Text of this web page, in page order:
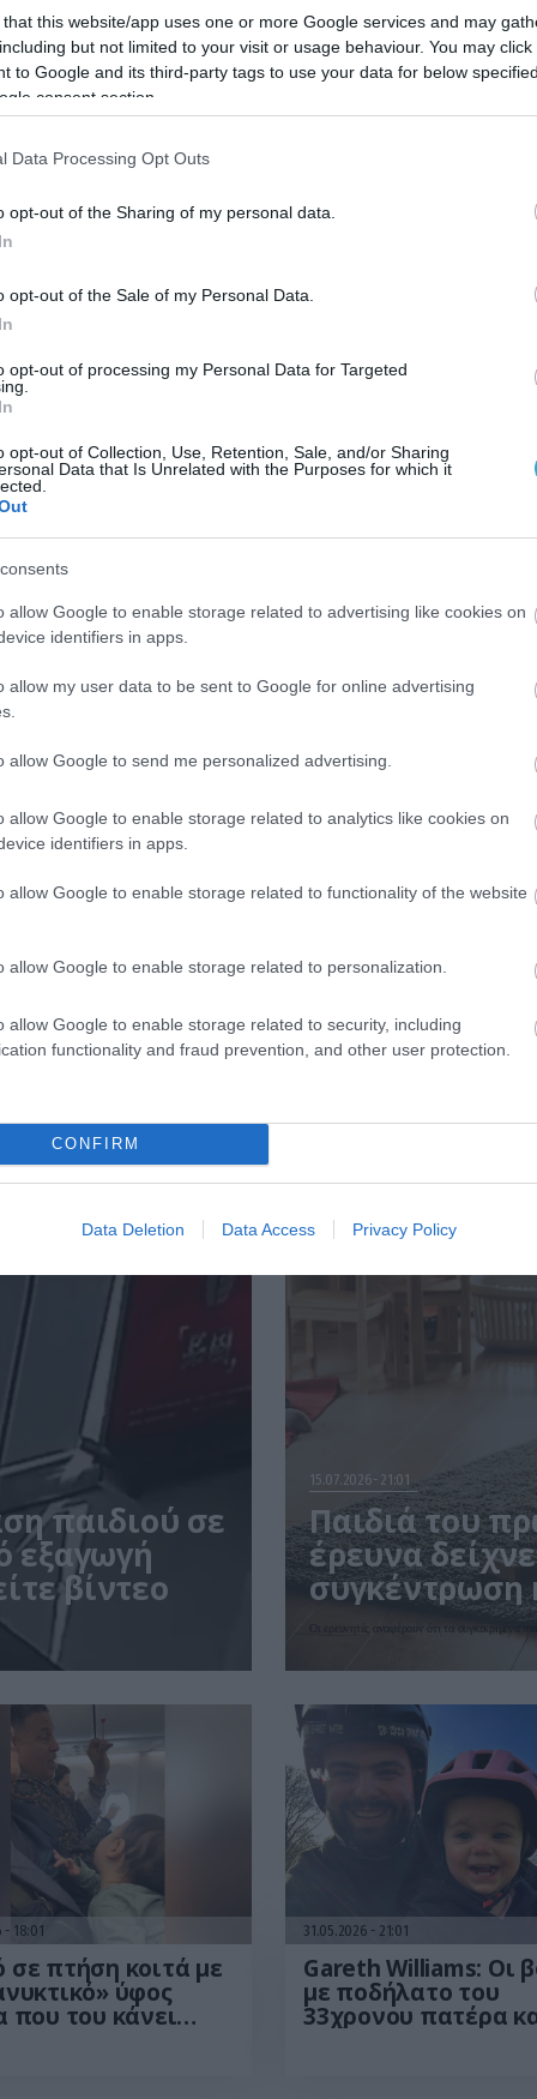
that this website/app uses one or more Google services and may
but not limited to your visit or usage behaviour. You may
to Google and its third-party tags to use your data for below
consent section.
Data Processing Opt Outs
opt-out of the Sharing of my personal data.
opt-out of the Sale of my Personal Data.
opt-out of processing my Personal Data for Targeted
opt-out of Collection, Use, Retention, Sale, and/or Sharing
Data that Is Unrelated with the Purposes for which it
allow Google to enable storage related to advertising like cookies on
identifiers in apps.
allow my user data to be sent to Google for online advertising
allow Google to send me personalized advertising.
allow Google to enable storage related to analytics like cookies on
identifiers in apps.
allow Google to enable storage related to functionality of the website
allow Google to enable storage related to personalization.
allow Google to enable storage related to security, including
functionality and fraud prevention, and other user protection.
CONFIRM
Data Deletion Data Access Privacy Policy
ανακάτεμα των υλικών.
και να σας βοηθήσουν να στρώσετε
ικανότητες τους στην κουζίνα. Όχι μόνο
αλλά μπορούν και να ενισχύσουν τις βασικές
ανάγνωση της συνταγής, να προσθέτουν
των υγρών κ.α.
συνταγή και να συγκεντρώσουν μόνα τους τα
σωστά τα μαχαιροπήρουνα και πάντα με την
τα παιδιά να δώσουν σχήμα στα κουλουράκια,
να τοποθετήσουν το ταψί στο φούρνο.
δεύτερη δεδομένου πως τα παιδιά πλέον
της μαγειρικής και μπορούν να τα
σας.
κατά την διάρκεια της προετοιμασίας
του τη συνταγή ανάλογα με τη διαθεσιμότητα
για ψώνια μαζί σας.
την μαγειρική ζητήστε του να πάρει
στρώσιμο του τραπεζιού. Μπορεί να
τις ικανότητες τους.
παιδιού σε
εξαγωγή
βίντεο
15.07.2026 21:01
Παιδιά του
έρευνα
συγκέντρωση
διαχείριση
Οι ερευνητές αναφέρουν ότι τα συγκεκριμένα
18:01
σε πτήση κοιτά με
ύφος
που του κάνει
31.05.2026 21:01
Gareth Williams: Οι
με ποδήλατο του
33χρονου πατέρα